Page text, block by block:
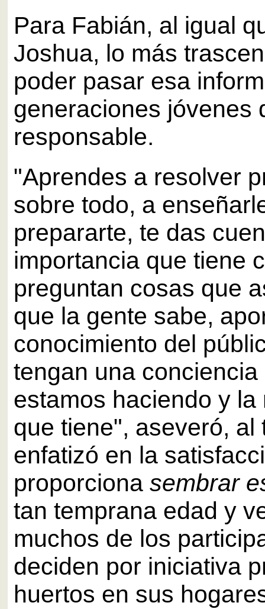
Para Fabián, al igual
Joshua, lo más
poder pasar esa
generaciones jóvenes
responsable.
"Aprendes a resolver
sobre todo, a
prepararte, te das
importancia que tiene
preguntan cosas que
que la gente sabe,
conocimiento del
tengan una conciencia
estamos haciendo y la
que tiene", aseveró, al
enfatizó en la
proporciona sembrar
tan temprana edad y
muchos de los
deciden por iniciativa
huertos en sus